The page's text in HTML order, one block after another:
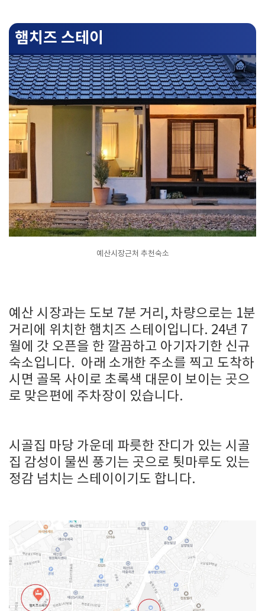
햄치즈 스테이
예산시장근처 추천숙소
예산 시장과는 도보 7분 거리, 차량으로는 1분
거리에 위치한 햄치즈 스테이입니다. 24년 7
월에 갓 오픈을 한 깔끔하고 아기자기한 신규
숙소입니다. 아래 소개한 주소를 찍고 도착하
시면 골목 사이로 초록색 대문이 보이는 곳으
로 맞은편에 주차장이 있습니다.
시골집 마당 가운데 파릇한 잔디가 있는 시골
집 감성이 물씬 풍기는 곳으로 툇마루도 있는
정감 넘치는 스테이이기도 합니다.